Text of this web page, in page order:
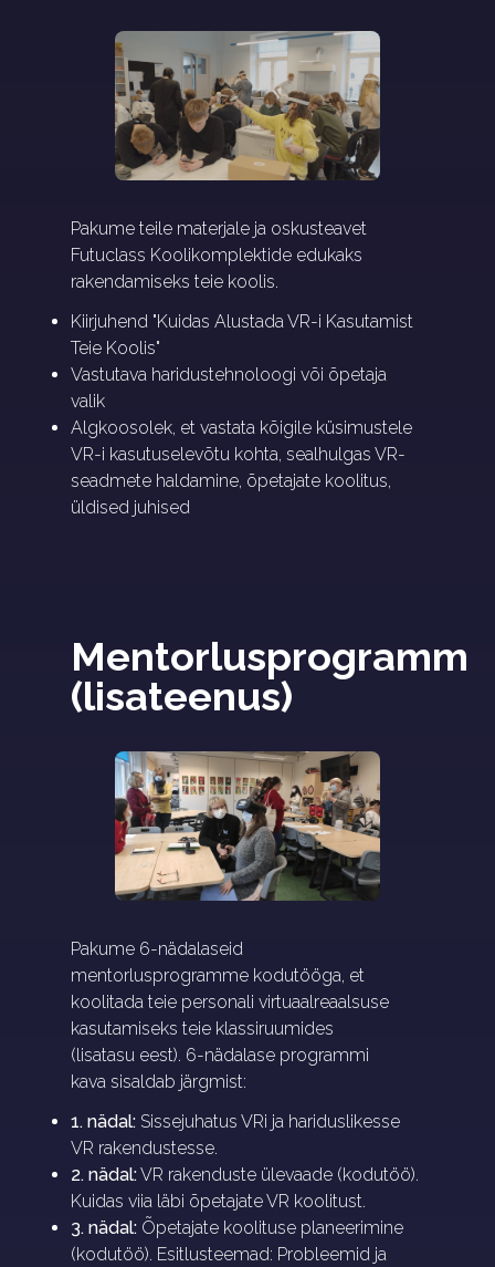
Pakume teile materjale ja oskusteavet
Futuclass Koolikomplektide edukaks
rakendamiseks teie koolis.
Kiirjuhend "Kuidas Alustada VR-i Kasutamist
Teie Koolis"
Vastutava haridustehnoloogi või õpetaja
valik
Algkoosolek, et vastata kõigile küsimustele
VR-i kasutuselevõtu kohta, sealhulgas VR-
seadmete haldamine, õpetajate koolitus,
üldised juhised
Mentorlusprogramm
(lisateenus)
Pakume 6-nädalaseid
mentorlusprogramme kodutööga, et
koolitada teie personali virtuaalreaalsuse
kasutamiseks teie klassiruumides
(lisatasu eest). 6-nädalase programmi
kava sisaldab järgmist:
1. nädal: Sissejuhatus VRi ja hariduslikesse
VR rakendustesse.
2. nädal:VR rakenduste ülevaade (kodutöö).
Kuidas viia läbi õpetajate VR koolitust.
3. nädal: Õpetajate koolituse planeerimine
(kodutöö). Esitlusteemad: Probleemid ja